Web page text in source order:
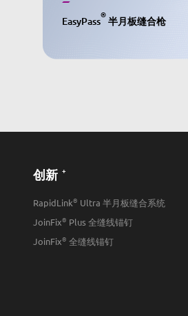
EasyPass
®
半月板缝合枪
创新 +
RapidLink® Ultra 半月板缝合系统
JoinFix® Plus 全缝线锚钉
JoinFix® 全缝线锚钉